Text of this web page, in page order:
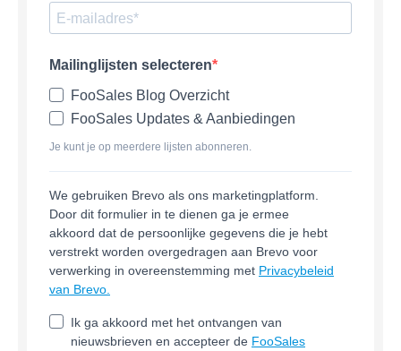
Mailinglijsten selecteren
FooSales Blog Overzicht
FooSales Updates & Aanbiedingen
Je kunt je op meerdere lijsten abonneren.
We gebruiken Brevo als ons marketingplatform.
Door dit formulier in te dienen ga je ermee
akkoord dat de persoonlijke gegevens die je hebt
verstrekt worden overgedragen aan Brevo voor
verwerking in overeenstemming met Privacybeleid
van Brevo.
Ik ga akkoord met het ontvangen van
nieuwsbrieven en accepteer de FooSales